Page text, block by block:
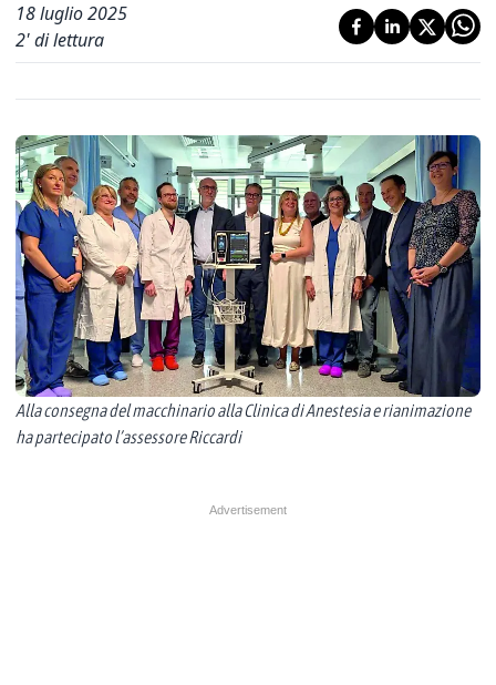
18 luglio 2025
2' di lettura
Alla consegna del macchinario alla Clinica di Anestesia e rianimazione
ha partecipato l’assessore Riccardi